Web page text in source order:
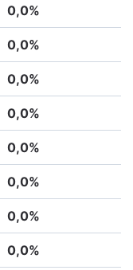
0,0%
0,0%
0,0%
0,0%
0,0%
0,0%
0,0%
0,0%